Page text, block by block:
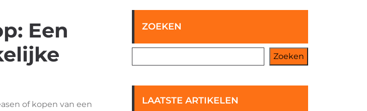
Een
of kopen van een
ZOEKEN
Zoeken
LAATSTE ARTIKELEN